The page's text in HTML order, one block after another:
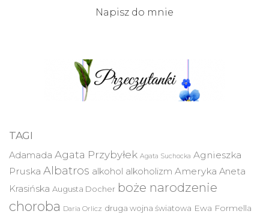
Napisz do mnie
TAGI
Adamada Agata Przybyłek Agata Suchocka Agnieszka
Pruska Albatros alkohol alkoholizm Ameryka Aneta
Krasińska Augusta Docher boże narodzenie
choroba Daria Orlicz druga wojna światowa Ewa Formella